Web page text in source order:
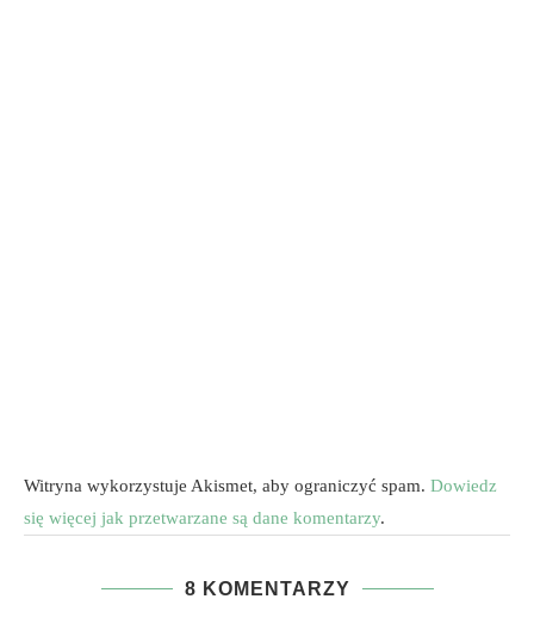
Witryna wykorzystuje Akismet, aby ograniczyć spam. Dowiedz
się więcej jak przetwarzane są dane komentarzy.
8 KOMENTARZY